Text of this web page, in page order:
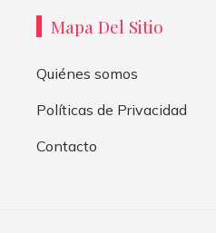
Mapa Del Sitio
Quiénes somos
Políticas de Privacidad
Contacto